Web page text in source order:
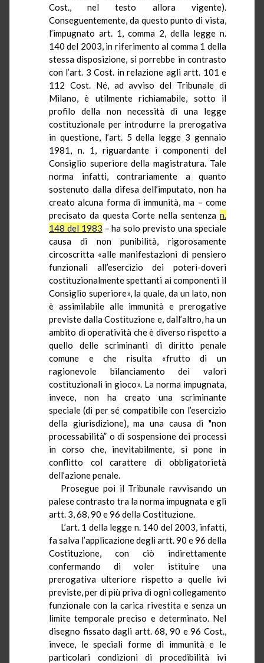
Cost., nel testo allora vigente).
Conseguentemente, da questo punto di vista,
l’impugnato art. 1, comma 2, della legge n.
140 del 2003, in riferimento al comma 1 della
stessa disposizione, si porrebbe in contrasto
con l’art. 3 Cost. in relazione agli artt. 101 e
112 Cost. Né, ad avviso del Tribunale di
Milano, è utilmente richiamabile, sotto il
profilo della non necessità di una legge
costituzionale per introdurre la prerogativa
in questione, l’art. 5 della legge 3 gennaio
1981, n. 1, riguardante i componenti del
Consiglio superiore della magistratura. Tale
norma infatti, contrariamente a quanto
sostenuto dalla difesa dell’imputato, non ha
creato alcuna forma di immunità, ma – come
precisato da questa Corte nella sentenza n.
148 del 1983 – ha solo previsto una speciale
causa di non punibilità, rigorosamente
circoscritta «alle manifestazioni di pensiero
funzionali all’esercizio dei poteri-doveri
costituzionalmente spettanti ai componenti il
Consiglio superiore», la quale, da un lato, non
è assimilabile alle immunità e prerogative
previste dalla Costituzione e, dall’altro, ha un
ambito di operatività che è diverso rispetto a
quello delle scriminanti di diritto penale
comune e che risulta «frutto di un
ragionevole bilanciamento dei valori
costituzionali in gioco». La norma impugnata,
invece, non ha creato una scriminante
speciale (di per sé compatibile con l’esercizio
della giurisdizione), ma una causa di "non
processabilità” o di sospensione dei processi
in corso che, inevitabilmente, si pone in
conflitto col carattere di obbligatorietà
dell’azione penale.
Prosegue poi il Tribunale ravvisando un
palese contrasto tra la norma impugnata e gli
artt. 3, 68, 90 e 96 della Costituzione.
L’art. 1 della legge n. 140 del 2003, infatti,
fa salva l’applicazione degli artt. 90 e 96 della
Costituzione, con ciò indirettamente
confermando di voler istituire una
prerogativa ulteriore rispetto a quelle ivi
previste, per di più priva di ogni collegamento
funzionale con la carica rivestita e senza un
limite temporale preciso e determinato. Nel
disegno fissato dagli artt. 68, 90 e 96 Cost.,
invece, le speciali forme di immunità e le
particolari condizioni di procedibilità ivi